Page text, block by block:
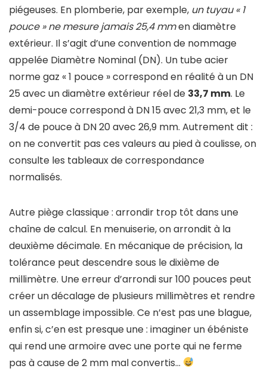
piégeuses. En plomberie, par exemple, un tuyau « 1
pouce » ne mesure jamais 25,4 mmen diamètre
extérieur. Il s’agit d’une convention de nommage
appelée Diamètre Nominal (DN). Un tube acier
norme gaz « 1 pouce » correspond en réalité à un DN
25 avec un diamètre extérieur réel de 33,7 mm. Le
demi-pouce correspond à DN 15 avec 21,3 mm, et le
3/4 de pouce à DN 20 avec 26,9 mm. Autrement dit :
on ne convertit pas ces valeurs au pied à coulisse, on
consulte les tableaux de correspondance
normalisés.
Autre piège classique : arrondir trop tôt dans une
chaîne de calcul. En menuiserie, on arrondit à la
deuxième décimale. En mécanique de précision, la
tolérance peut descendre sous le dixième de
millimètre. Une erreur d’arrondi sur 100 pouces peut
créer un décalage de plusieurs millimètres et rendre
un assemblage impossible. Ce n’est pas une blague,
enfin si, c’en est presque une : imaginer un ébéniste
qui rend une armoire avec une porte qui ne ferme
pas à cause de 2 mm mal convertis…